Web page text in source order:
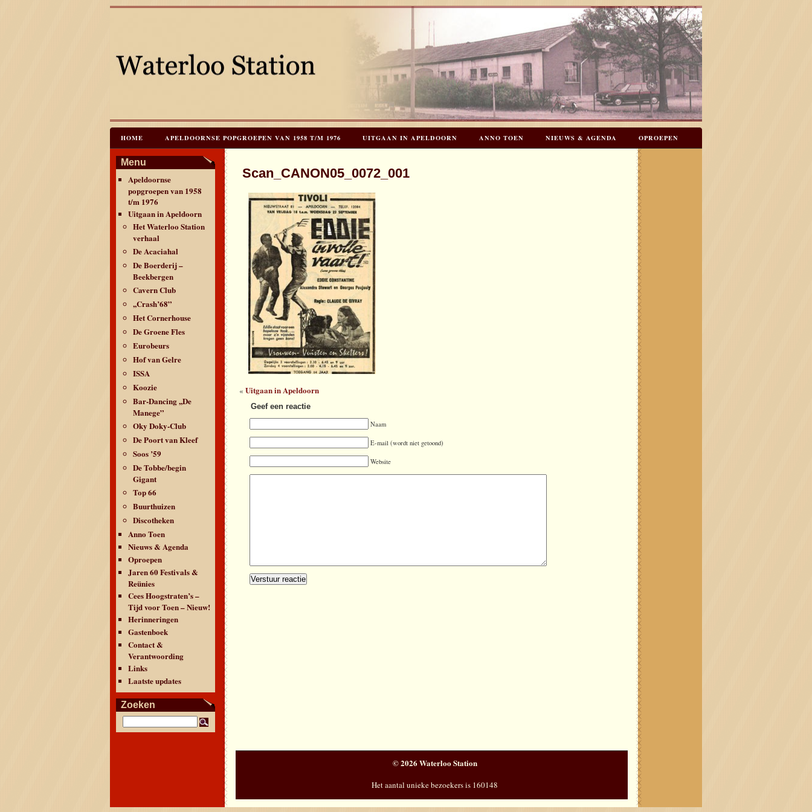
HOME APELDOORNSE POPGROEPEN VAN 1958 T/M 1976 UITGAAN IN APELDOORN ANNO TOEN NIEUWS & AGENDA OPROEPEN
JAREN 60 FESTIVALS & REÜNIES
CONTACT & VERANTWOORDING LINKS LAATSTE UPDATES
Menu
Apeldoornse
popgroepen van 1958
t/m 1976
Uitgaan in Apeldoorn
Het Waterloo Station
verhaal
De Acaciahal
De Boerderij –
Beekbergen
Cavern Club
,,Crash’68”
Het Cornerhouse
De Groene Fles
Eurobeurs
Hof van Gelre
ISSA
Koozie
Bar-Dancing ,,De
Manege”
Oky Doky-Club
De Poort van Kleef
Soos ’59
De Tobbe/begin
Gigant
Top 66
Buurthuizen
Discotheken
Anno Toen
Nieuws & Agenda
Oproepen
Jaren 60 Festivals &
Reünies
Cees Hoogstraten’s –
Tijd voor Toen – Nieuw!
Herinneringen
Gastenboek
Contact &
Verantwoording
Links
Laatste updates
Zoeken
Scan_CANON05_0072_001
«Uitgaan in Apeldoorn
Geef een reactie
Naam
E-mail (wordt niet getoond)
Website
© 2026 Waterloo Station
Het aantal unieke bezoekers is 160148